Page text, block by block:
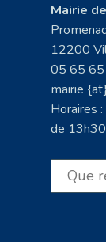
Mairie
12200
05 65
mairie
Horaires
de
Rechercher